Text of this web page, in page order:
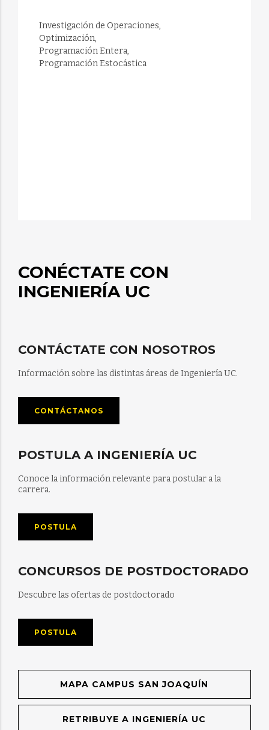
Investigación de Operaciones,
Optimización,
Programación Entera,
Programación Estocástica
CONÉCTATE CON
INGENIERÍA UC
CONTÁCTATE CON NOSOTROS
Información sobre las distintas áreas de Ingeniería UC.
CONTÁCTANOS
POSTULA A INGENIERÍA UC
Conoce la información relevante para postular a la
carrera.
POSTULA
CONCURSOS DE POSTDOCTORADO
Descubre las ofertas de postdoctorado
POSTULA
MAPA CAMPUS SAN JOAQUÍN
RETRIBUYE A INGENIERÍA UC